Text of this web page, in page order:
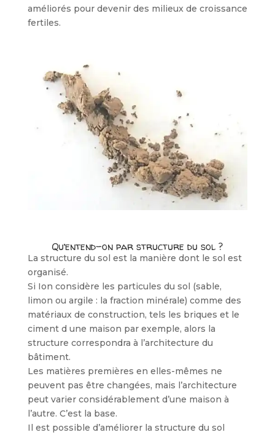
améliorés pour devenir des milieux de croissance
fertiles.
Qu’entend-on par structure du sol ?
La structure du sol est la manière dont le sol est
organisé.
Si Ion considère les particules du sol (sable,
limon ou argile : la fraction minérale) comme des
maté­riaux de construction, tels les briques et le
ciment d une maison par exemple, alors la
structure correspondra à l’architecture du
bâtiment.
Les matières premières en elles-mêmes ne
peuvent pas être changées, mais l’architecture
peut varier considérable­ment d’une maison à
l’autre. C’est la base.
Il est possible d’améliorer la structure du sol